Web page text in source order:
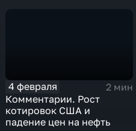
4 февраля
2 мин
Комментарии. Рост
котировок США и
падение цен на нефть